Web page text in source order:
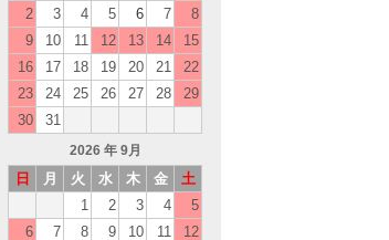
2
3 4 5 6 7
8
9
10 11 12 13 14
15
16
17 18 19 20 21
22
23
24 25 26 27 28
29
30
31
2026 年 9月
日 月 火 水 木 金
土
1
2 3 4
5
6
7 8 9 10 11
12